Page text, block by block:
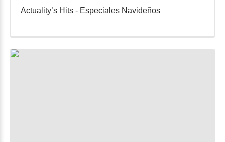
Actuality’s Hits - Especiales Navideños